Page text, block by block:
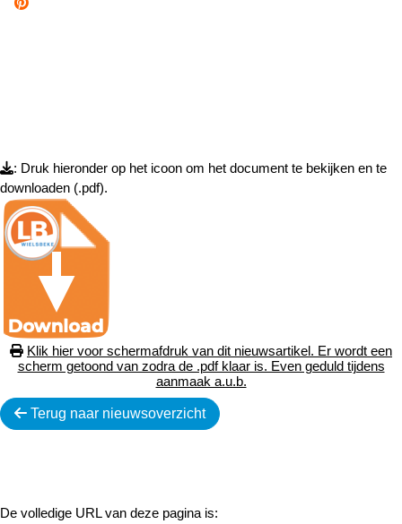
: Druk hieronder op het icoon om het document te bekijken en te
downloaden (.pdf).
Klik hier voor schermafdruk van dit nieuwsartikel. Er wordt een
scherm getoond van zodra de .pdf klaar is. Even geduld tijdens
aanmaak a.u.b.
Terug naar nieuwsoverzicht
De volledige URL van deze pagina is: